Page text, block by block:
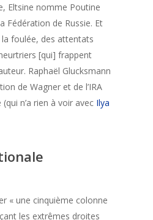
Eltsine nomme Poutine
Fédération de Russie. Et
la foulée, des attentats
[qui] frappent
Raphaël Glucksmann
de Wagner et de l’IRA
n’a rien à voir avec Ilya
« une cinquième colonne
les extrêmes droites